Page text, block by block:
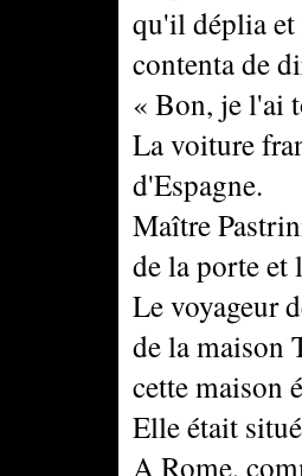
qu'il déplia et
contenta de
« Bon, je l'ai
La voiture
d'Espagne.
Maître
de la porte et
Le voyageur
de la maison
cette maison
Elle était
A Rome,